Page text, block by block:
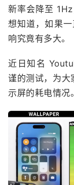
新率会降至
想知道，如果
响究竟有多大。
近日知名
谨的测试，为
示屏的耗电情况。